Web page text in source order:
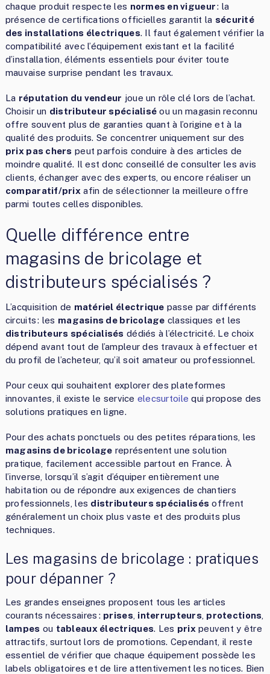
chaque produit respecte les normes en vigueur: la
présence de certifications officielles garantit la sécurité
des installations électriques. Il faut également vérifier la
compatibilité avec l’équipement existant et la facilité
d’installation, éléments essentiels pour éviter toute
mauvaise surprise pendant les travaux.
La réputation du vendeur joue un rôle clé lors de l’achat.
Choisir un distributeur spécialisé ou un magasin reconnu
offre souvent plus de garanties quant à l’origine et à la
qualité des produits. Se concentrer uniquement sur des
prix pas chers peut parfois conduire à des articles de
moindre qualité. Il est donc conseillé de consulter les avis
clients, échanger avec des experts, ou encore réaliser un
comparatif/prix afin de sélectionner la meilleure offre
parmi toutes celles disponibles.
Quelle différence entre
magasins de bricolage et
distributeurs spécialisés ?
L’acquisition de matériel électrique passe par différents
circuits : les magasins de bricolage classiques et les
distributeurs spécialisés dédiés à l’électricité. Le choix
dépend avant tout de l’ampleur des travaux à effectuer et
du profil de l’acheteur, qu’il soit amateur ou professionnel.
Pour ceux qui souhaitent explorer des plateformes
innovantes, il existe le service elecsurtoile qui propose des
solutions pratiques en ligne.
Pour des achats ponctuels ou des petites réparations, les
magasins de bricolage représentent une solution
pratique, facilement accessible partout en France. À
l’inverse, lorsqu’il s’agit d’équiper entièrement une
habitation ou de répondre aux exigences de chantiers
professionnels, les distributeurs spécialisés offrent
généralement un choix plus vaste et des produits plus
techniques.
Les magasins de bricolage : pratiques
pour dépanner ?
Les grandes enseignes proposent tous les articles
courants nécessaires : prises interrupteurs protections
lampes ou tableaux électriques. Les prix peuvent y être
attractifs, surtout lors de promotions. Cependant, il reste
essentiel de vérifier que chaque équipement possède les
labels obligatoires et de lire attentivement les notices. Bien